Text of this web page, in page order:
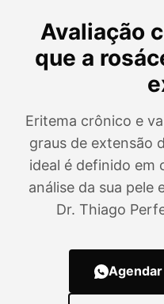
Avaliação
que a
Eritema crônico e
graus de extensão
ideal é definido em
análise da sua pele
Dr. Thiago